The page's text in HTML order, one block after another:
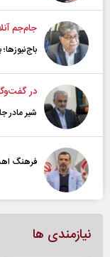
جام‌جم
در
شیر مادر
فرهنگ
نیازمندی ها